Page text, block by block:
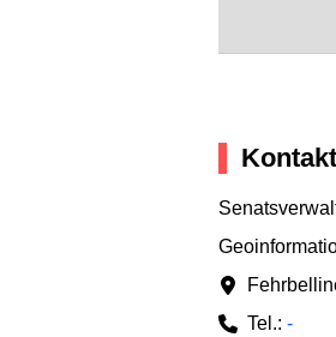
Kontakt
Tel.: -